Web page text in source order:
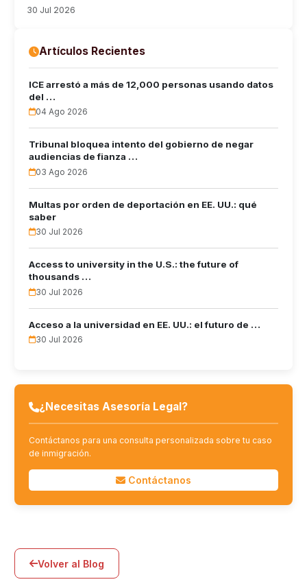
30 Jul 2026
Artículos Recientes
ICE arrestó a más de 12,000 personas usando datos
del …
04 Ago 2026
Tribunal bloquea intento del gobierno de negar
audiencias de fianza …
03 Ago 2026
Multas por orden de deportación en EE. UU.: qué
saber
30 Jul 2026
Access to university in the U.S.: the future of
thousands …
30 Jul 2026
Acceso a la universidad en EE. UU.: el futuro de …
30 Jul 2026
¿Necesitas Asesoría Legal?
Contáctanos para una consulta personalizada sobre tu caso
de inmigración.
Contáctanos
Volver al Blog